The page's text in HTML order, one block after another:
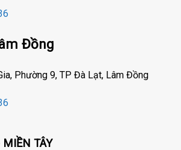
Đồng
Phường 9, TP Đà Lạt, Lâm Đồng
TÂY